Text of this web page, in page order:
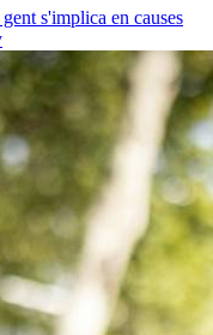
s'implica en causes